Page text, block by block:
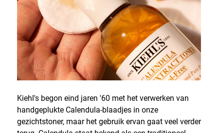
Kiehl's begon eind jaren '60 met het verwerken van
handgeplukte Calendula-blaadjes in onze
gezichtstoner, maar het gebruik ervan gaat veel verder